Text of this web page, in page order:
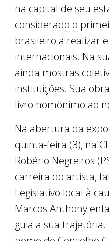
na capital de seu
considerado o
brasileiro a realizar
internacionais. Na
ainda mostras
instituições. Sua
livro homônimo ao
Na abertura da
quinta-feira (3), na
Robério Negreiros
carreira do artista,
Legislativo local à
Marcos Anthony
guia a sua trajetória.